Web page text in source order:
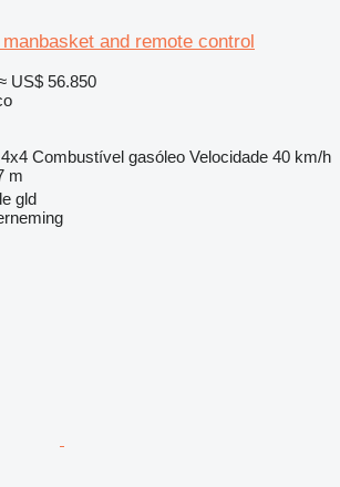
and remote control
US$ 56.850
4x4 Combustível gasóleo Velocidade 40 km/h
m
gld